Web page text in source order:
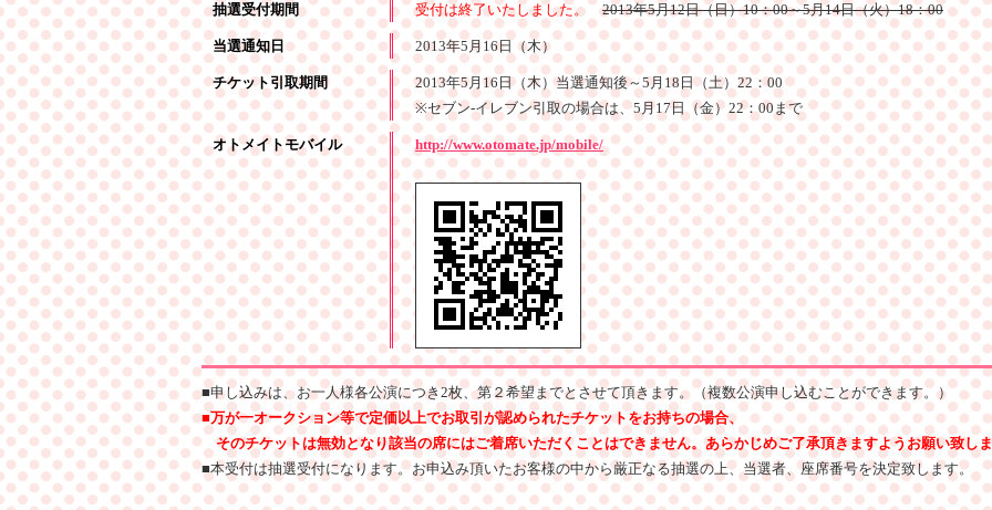
抽選受付期間 受付は終了いたしました。 2013年5月12日（日）10：00～5月14日（火）18：00
当選通知日 2013年5月16日（木）
チケット引取期間
2013年5月16日（木）当選通知後～5月18日（土）22：00
※セブン-イレブン引取の場合は、5月17日（金）22：00まで
オトメイトモバイル http://www.otomate.jp/mobile/
■申し込みは、お一人様各公演につき2枚、第２希望までとさせて頂きます。（複数公演申し込むことができます。）
■万が一オークション等で定価以上でお取引が認められたチケットをお持ちの場合、
そのチケットは無効となり該当の席にはご着席いただくことはできません。あらかじめご了承頂きますようお願い致し
■本受付は抽選受付になります。お申込み頂いたお客様の中から厳正なる抽選の上、当選者、座席番号を決定致します。